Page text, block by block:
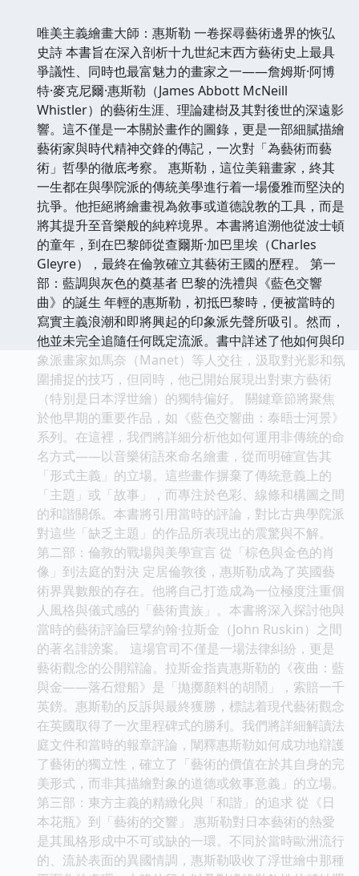
唯美主義繪畫大師：惠斯勒 一卷探尋藝術邊界的恢弘
史詩 本書旨在深入剖析十九世紀末西方藝術史上最具
爭議性、同時也最富魅力的畫家之一——詹姆斯·阿博
特·麥克尼爾·惠斯勒（James Abbott McNeill
Whistler）的藝術生涯、理論建樹及其對後世的深遠影
響。這不僅是一本關於畫作的圖錄，更是一部細膩描繪
藝術家與時代精神交鋒的傳記，一次對「為藝術而藝
術」哲學的徹底考察。 惠斯勒，這位美籍畫家，終其
一生都在與學院派的傳統美學進行着一場優雅而堅決的
抗爭。他拒絕將繪畫視為敘事或道德說教的工具，而是
將其提升至音樂般的純粹境界。本書將追溯他從波士頓
的童年，到在巴黎師從查爾斯·加巴里埃（Charles
Gleyre），最終在倫敦確立其藝術王國的歷程。 第一
部：藍調與灰色的奠基者 巴黎的洗禮與《藍色交響
曲》的誕生 年輕的惠斯勒，初抵巴黎時，便被當時的
寫實主義浪潮和即將興起的印象派先聲所吸引。然而，
他並未完全追隨任何既定流派。書中詳述了他如何與印
象派畫家如馬奈（Manet）等人交往，汲取對光影和氛
圍捕捉的技巧，但同時，他已開始展現出對東方藝術
（特別是日本浮世繪）的獨特偏好。 關鍵章節將聚焦
於他早期的重要作品，如《藍色交響曲：泰晤士河景》
系列。在這裡，我們將詳細分析他如何運用非傳統的命
名方式——以音樂術語來命名繪畫，從而明確宣告其
「形式主義」的立場。這些畫作摒棄了傳統意義上的
「主題」或「故事」，而專注於色彩、線條和構圖之間
的和諧關係。本書將引用當時的評論，對比古典學院派
對這些「缺乏主題」的作品所表現出的震驚與不解。
第二部：倫敦的戰場與美學宣言 從「棕色與金色的肖
像」到法庭的對決 定居倫敦後，惠斯勒成為了英國藝
術界異數般的存在。他將自己打造成為一位極度注重個
人風格與儀式感的「藝術貴族」。本書將深入探討他與
當時的藝術評論巨擘約翰·拉斯金（John Ruskin）之間
的著名誹謗案。 這場官司不僅是一場法律糾紛，更是
藝術觀念的公開辯論。拉斯金指責惠斯勒的《夜曲：藍
與金——落石燈船》是「拋擲顏料的胡鬧」，索賠一千
英鎊。惠斯勒的反訴與最終獲勝，標誌着現代藝術觀念
在英國取得了一次里程碑式的勝利。我們將詳細解讀法
庭文件和當時的報章評論，闡釋惠斯勒如何成功地辯護
了藝術的獨立性，確立了「藝術的價值在於其自身的完
美形式，而非其描繪對象的道德或敘事意義」的立場。
第三部：東方主義的精緻化與「和諧」的追求 從《日
本花瓶》到「藝術的交響」 惠斯勒對日本藝術的熱愛
是其風格形成中不可或缺的一環。不同於當時歐洲流行
的、流於表面的異國情調，惠斯勒吸收了浮世繪中那種